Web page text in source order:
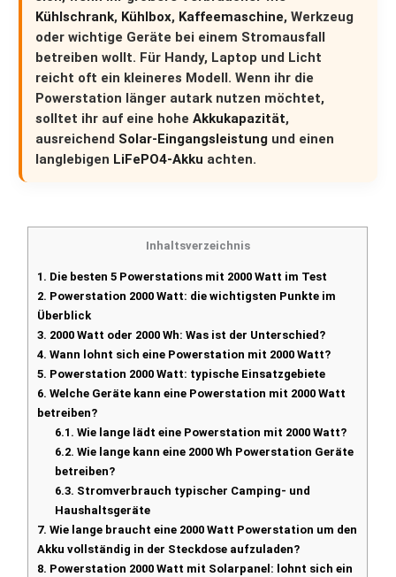
Kühlschrank, Kühlbox, Kaffeemaschine, Werkzeug
oder wichtige Geräte bei einem Stromausfall
betreiben wollt. Für Handy, Laptop und Licht
reicht oft ein kleineres Modell. Wenn ihr die
Powerstation länger autark nutzen möchtet,
solltet ihr auf eine hoheAkkukapazität,
ausreichend Solar-Eingangsleistung und einen
langlebigen LiFePO4-Akku achten.
Inhaltsverzeichnis
1. Die besten 5 Powerstations mit 2000 Watt im Test
2. Powerstation 2000 Watt: die wichtigsten Punkte im
Überblick
3. 2000 Watt oder 2000 Wh: Was ist der Unterschied?
4. Wann lohnt sich eine Powerstation mit 2000 Watt?
5. Powerstation 2000 Watt: typische Einsatzgebiete
6. Welche Geräte kann eine Powerstation mit 2000 Watt
betreiben?
6.1. Wie lange lädt eine Powerstation mit 2000 Watt?
6.2. Wie lange kann eine 2000 Wh Powerstation Geräte
betreiben?
6.3. Stromverbrauch typischer Camping- und
Haushaltsgeräte
7. Wie lange braucht eine 2000 Watt Powerstation um den
Akku vollständig in der Steckdose aufzuladen?
8. Powerstation 2000 Watt mit Solarpanel: lohnt sich ein